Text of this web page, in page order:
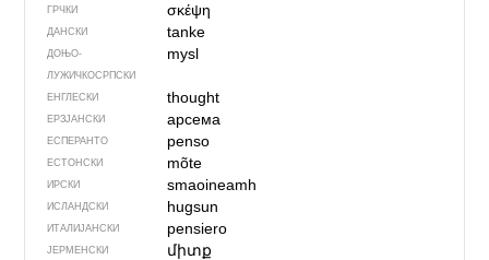
ГРЧКИ σκέψη
ДАНСКИ tanke
ДОЊО­
ЛУЖИЧКОСРПСКИ
mysl
ЕНГЛЕСКИ thought
ЕРЗЈАНСКИ арсема
ЕСПЕРАНТО penso
ЕСТОНСКИ mõte
ИРСКИ smaoineamh
ИСЛАНДСКИ hugsun
ИТАЛИЈАНСКИ pensiero
ЈЕРМЕНСКИ միտք